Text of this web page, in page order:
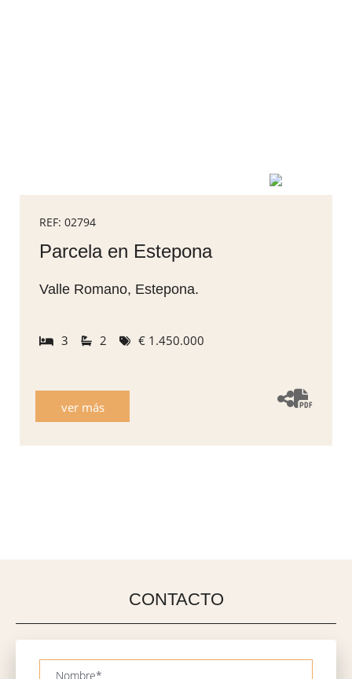
REF: 02794
Parcela en Estepona
Valle Romano, Estepona.
3 2 € 1.450.000
ver más
CONTACTO